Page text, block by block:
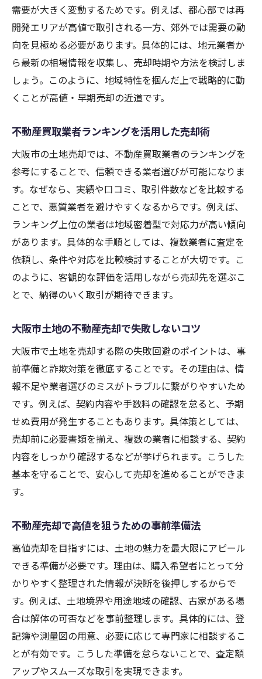
不動産売却を加速させる大阪市の即時対応
大阪市で早く売却したい時の実践的な戦略
不動産買取業者大阪の特徴と比較ポイント
不動産売却大阪市で検討すべき売却方法と
は
安心できる不動産売却先を大阪市で見極めるコ
ツ
悪質な不動産買取業者を避けるための注意
不動産売却で安心できるパートナー選びの
基準
大阪市で安全に取引できる業者の特徴とは
ランキングや口コミを活用した業者選びの
コツ
不動産売却大阪市で求められる安心感と実
土地売却なら大阪市の市場動向が重要な理由
不動産売却に市場動向が与える影響とは
大阪市土地市場の変化と売却タイミング
再開発が土地不動産売却に及ぼすメリット
大阪市の不動産売却で注目すべき市場情報
土地買取業者選びと市場動向の関係性
不動産売却大阪市における情報収集の重要
性
大阪市で選ばれる不動産買取業者の特徴
ランキングを参考にした業者比較のポイン
ト
不動産買取業者大阪のメリットとデメリッ
ト
安心して取引できる不動産売却先の探し方
業者選びで後悔しないための注意ポイント
大阪市の土地売却で詐欺を防ぐための注意点
需要が大きく変動するためです。例えば、都心部では再
開発エリアが高値で取引される一方、郊外では需要の動
向を見極める必要があります。具体的には、地元業者か
ら最新の相場情報を収集し、売却時期や方法を検討しま
しょう。このように、地域特性を掴んだ上で戦略的に動
くことが高値・早期売却の近道です。
不動産買取業者ランキングを活用した売却術
大阪市の土地売却では、不動産買取業者のランキングを
参考にすることで、信頼できる業者選びが可能になりま
す。なぜなら、実績や口コミ、取引件数などを比較する
ことで、悪質業者を避けやすくなるからです。例えば、
ランキング上位の業者は地域密着型で対応力が高い傾向
があります。具体的な手順としては、複数業者に査定を
依頼し、条件や対応を比較検討することが大切です。こ
のように、客観的な評価を活用しながら売却先を選ぶこ
とで、納得のいく取引が期待できます。
大阪市土地の不動産売却で失敗しないコツ
大阪市で土地を売却する際の失敗回避のポイントは、事
前準備と詐欺対策を徹底することです。その理由は、情
報不足や業者選びのミスがトラブルに繋がりやすいため
です。例えば、契約内容や手数料の確認を怠ると、予期
せぬ費用が発生することもあります。具体策としては、
売却前に必要書類を揃え、複数の業者に相談する、契約
内容をしっかり確認するなどが挙げられます。こうした
基本を守ることで、安心して売却を進めることができま
す。
不動産売却で高値を狙うための事前準備法
高値売却を目指すには、土地の魅力を最大限にアピール
できる準備が必要です。理由は、購入希望者にとって分
かりやすく整理された情報が決断を後押しするからで
す。例えば、土地境界や用途地域の確認、古家がある場
合は解体の可否などを事前整理します。具体的には、登
記簿や測量図の用意、必要に応じて専門家に相談するこ
とが有効です。こうした準備を怠らないことで、査定額
アップやスムーズな取引を実現できます。